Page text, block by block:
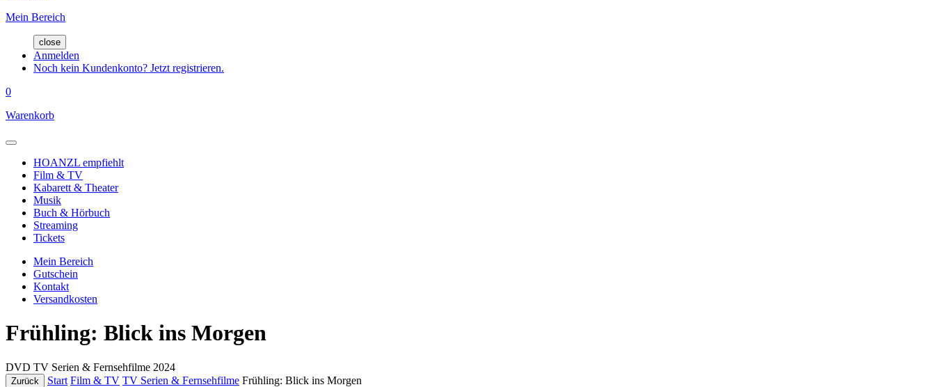
Mein Bereich
close
Anmelden
Noch kein Kundenkonto? Jetzt registrieren.
0
Warenkorb
HOANZL empfiehlt
Film & TV
Kabarett & Theater
Musik
Buch & Hörbuch
Streaming
Tickets
Mein Bereich
Gutschein
Kontakt
Versandkosten
Frühling: Blick ins Morgen
DVD TV Serien & Fernsehfilme 2024
Zurück Start Film & TV TV Serien & Fernsehfilme Frühling: Blick ins Morgen